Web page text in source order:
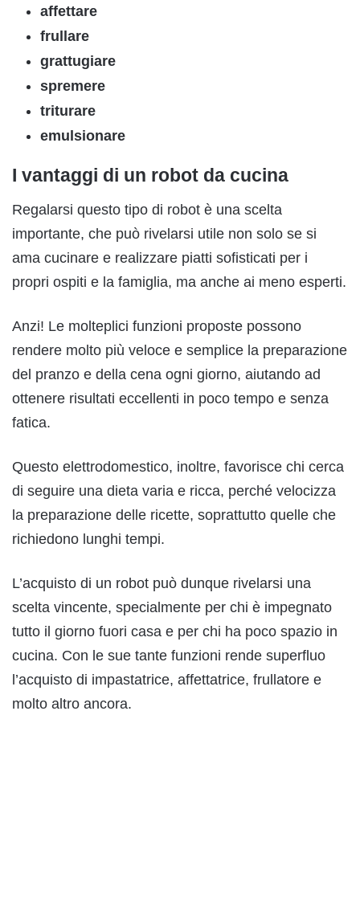
affettare
frullare
grattugiare
spremere
triturare
emulsionare
I vantaggi di un robot da cucina
Regalarsi questo tipo di robot è una scelta
importante, che può rivelarsi utile non solo se si
ama cucinare e realizzare piatti sofisticati per i
propri ospiti e la famiglia, ma anche ai meno esperti.
Anzi! Le molteplici funzioni proposte possono
rendere molto più veloce e semplice la preparazione
del pranzo e della cena ogni giorno, aiutando ad
ottenere risultati eccellenti in poco tempo e senza
fatica.
Questo elettrodomestico, inoltre, favorisce chi cerca
di seguire una dieta varia e ricca, perché velocizza
la preparazione delle ricette, soprattutto quelle che
richiedono lunghi tempi.
L’acquisto di un robot può dunque rivelarsi una
scelta vincente, specialmente per chi è impegnato
tutto il giorno fuori casa e per chi ha poco spazio in
cucina. Con le sue tante funzioni rende superfluo
l’acquisto di impastatrice, affettatrice, frullatore e
molto altro ancora.